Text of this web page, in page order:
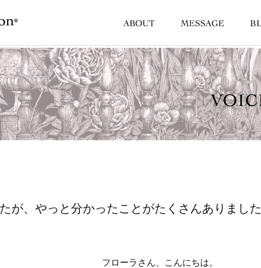
が、やっと分かったことがたくさんありました
フローラさん、 こんにちは。